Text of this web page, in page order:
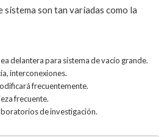
sistema son tan variadas como la
delantera para sistema de vacío grande.
interconexiones.
frecuentemente.
frecuente.
de investigación.